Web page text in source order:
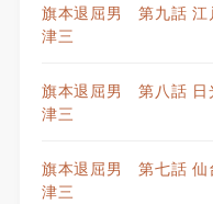
旗本退屈男 第九話
津三
旗本退屈男 第八話
津三
旗本退屈男 第七話
津三